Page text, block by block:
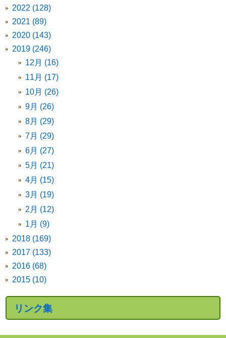
2022 (128)
2021 (89)
2020 (143)
2019 (246)
12月 (16)
11月 (17)
10月 (26)
9月 (26)
8月 (29)
7月 (29)
6月 (27)
5月 (21)
4月 (15)
3月 (19)
2月 (12)
1月 (9)
2018 (169)
2017 (133)
2016 (68)
2015 (10)
リンク集